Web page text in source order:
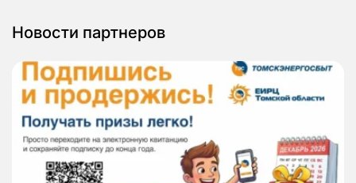
Новости партнеров